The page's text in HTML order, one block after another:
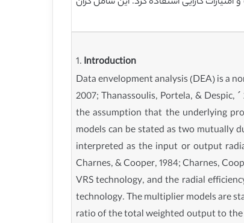
1. Introduction
Data envelopment analysis (DEA) is a
2007; Thanassoulis, Portela, & Despic,
the assumption that the underlying
models can be stated as two mutually
interpreted as the input or output
Charnes, & Cooper, 1984; Charnes,
VRS technology, and the radial
technology. The multiplier models are
ratio of the total weighted output to the